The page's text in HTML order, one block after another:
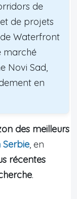
de
de projets
Waterfront
marché
Novi Sad,
en
des meilleurs
Serbie, en
récentes
.